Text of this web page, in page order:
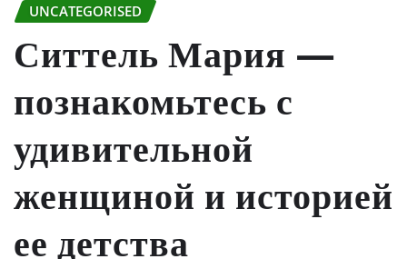
UNCATEGORISED
Ситтель Мария —
познакомьтесь с
удивительной
женщиной и историей
ее детства